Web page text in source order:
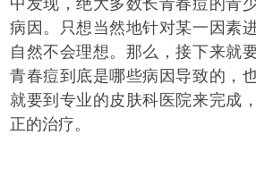
中发现，绝大多数长青春痘的青
病因。只想当然地针对某一因素
自然不会理想。那么，接下来就
青春痘到底是哪些病因导致的，
就要到专业的皮肤科医院来完成
正的治疗。